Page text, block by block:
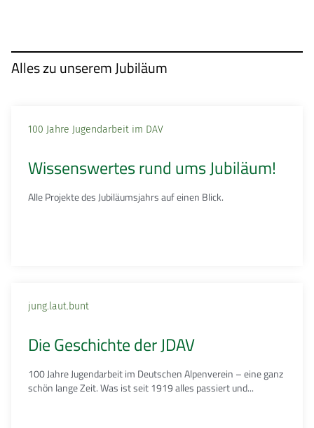
Alles zu unserem Jubiläum
100 Jahre Jugendarbeit im DAV
Wissenswertes rund ums Jubiläum!
Alle Projekte des Jubiläumsjahrs auf einen Blick.
jung.laut.bunt
Die Geschichte der JDAV
100 Jahre Jugendarbeit im Deutschen Alpenverein – eine ganz
schön lange Zeit. Was ist seit 1919 alles passiert und...